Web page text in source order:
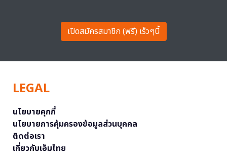
เปิดสมัครสมาชิก (ฟรี) เร็วๆนี้
LEGAL
นโยบายคุกกี้
นโยบายการคุ้มครองข้อมูลส่วนบุคคล
ติดต่อเรา
เกี่ยวกับเอ็มไทย